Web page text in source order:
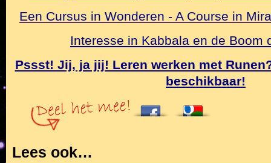
Een Cursus in Wonderen - A Course in
Interesse in Kabbala en de Boom
Pssst! Jij, ja jij! Leren werken met
beschikbaar!
Lees ook…